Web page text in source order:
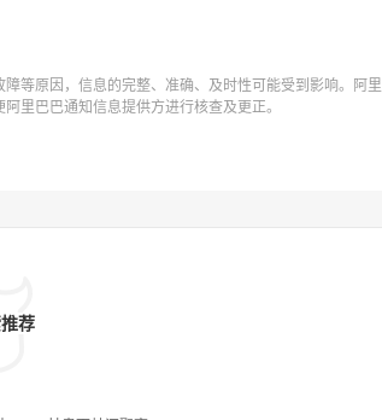
等原因，信息的完整、准确、及时性可能受到影响。阿里
里巴巴通知信息提供方进行核查及更正。
荐